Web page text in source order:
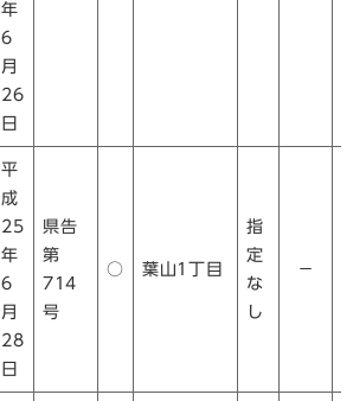
年
6
月
26
日
平
成
25
年
6
月
28
日
県告
第
714
号
○ 葉山1丁目
指
定
な
し
－